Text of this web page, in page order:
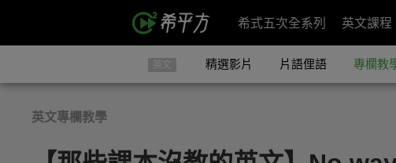
希式五次全系列 英文課程
英文 精選影片 片語俚語 專欄教
英文專欄教學